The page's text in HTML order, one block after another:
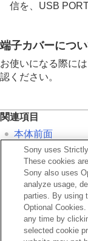
信を、USB
端子カバーにつ
お使いになる際に
認ください。
関連項目
本体前面
本体背面
本体上面
本体底面
上面
Sony uses
These cookies
Sony also uses
analyze usage,
parties. By using
Optional
any time by
selected cookie